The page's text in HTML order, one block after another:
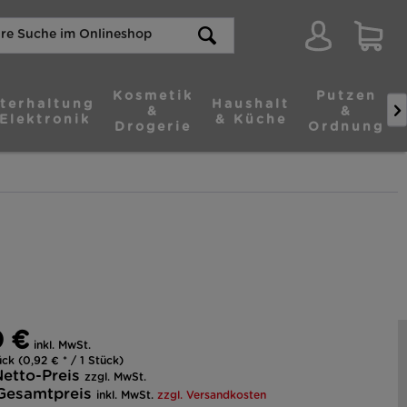
Kosmetik
&
Drogerie
Haushalt
& Küche
Putzen
&
Ordnung

€ inkl. MwSt.
(0,92 € * / 1 Stück)
Preis zzgl. MwSt.
inkl. MwSt. zzgl. Versandkosten